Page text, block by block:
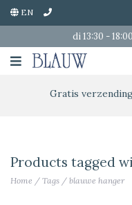
EN
di 13:30 -
Gratis
Products tagged
Home / Tags / blauwe hanger